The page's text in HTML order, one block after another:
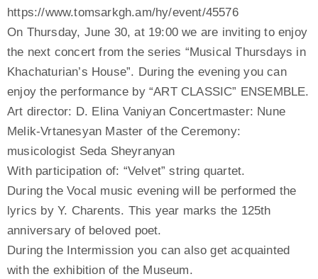
https://www.tomsarkgh.am/hy/event/45576
On Thursday, June 30, at 19:00 we are inviting to enjoy
the next concert from the series “Musical Thursdays in
Khachaturian’s House”. During the evening you can
enjoy the performance by “ART CLASSIC” ENSEMBLE.
Art director: D. Elina Vaniyan Concertmaster: Nune
Melik-Vrtanesyan Master of the Ceremony:
musicologist Seda Sheyranyan
With participation of: “Velvet” string quartet.
During the Vocal music evening will be performed the
lyrics by Y. Charents. This year marks the 125th
anniversary of beloved poet.
During the Intermission you can also get acquainted
with the exhibition of the Museum.